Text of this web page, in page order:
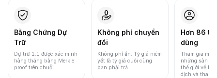
Bằng Chứng Dự
Trữ
Dự trữ 1:1 được xác minh
hàng tháng bằng Merkle
proof trên chuỗi.
Không phí chuyển
đổi
Không phí ẩn. Tỷ giá niêm
yết là tỷ giá cuối cùng
bạn phải trả.
Hơn 86
dùng
Tham gia một
những sàn
thế giới về
dịch và thanh